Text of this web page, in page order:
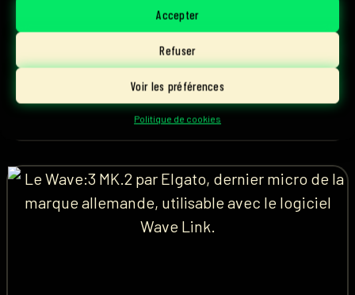
Accepter
Refuser
Voir les préférences
Politique de cookies
rivalité... Les Pinky Blinders se présentent chez
Parlons Esport.
Lire l'article